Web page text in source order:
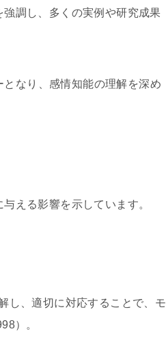
調し、多くの実例や研究成果
なり、感情知能の理解を深め
える影響を示しています。
し、適切に対応することで、モ
）。